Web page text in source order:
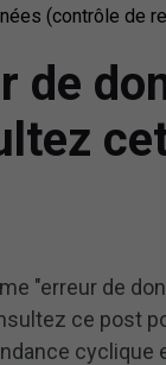
(contrôle de
de
"erreur de
ce post
cyclique